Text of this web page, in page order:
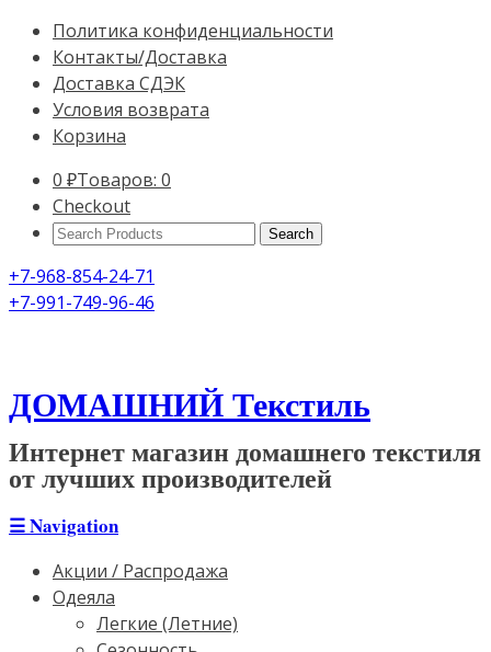
Политика конфиденциальности
Контакты/Доставка
Доставка СДЭК
Условия возврата
Корзина
0 ₽Товаров: 0
Checkout
Search
+7-968-854-24-71
+7-991-749-96-46
ДОМАШНИЙ Текстиль
Интернет магазин домашнего текстиля
от лучших производителей
☰Navigation
Акции / Распродажа
Одеяла
Легкие (Летние)